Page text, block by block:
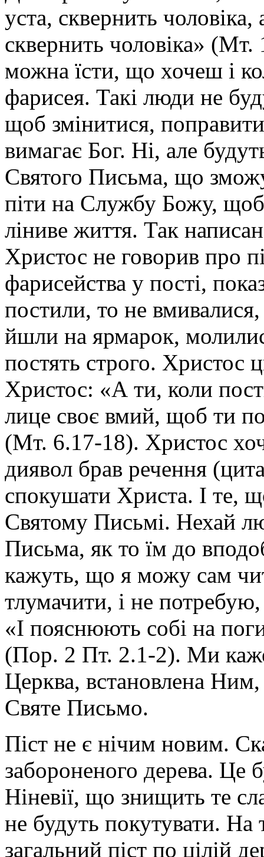
уста, сквернить
сквернить чоловіка»
можна їсти, що хочеш і
фарисея. Такі люди не
щоб змінитися,
вимагає Бог. Ні, але
Святого Письма, що
піти на Службу Божу,
ліниве життя. Так
Христос не говорив про
фарисейства у пості,
постили, то не
йшли на ярмарок,
постять строго. Христос
Христос: «А ти, коли
лице своє вмий, щоб ти
(Мт. 6.17-18). Христос
диявол брав речення
спокушати Христа. І те,
Святому Письмі. Нехай
Письма, як то їм до
кажуть, що я можу сам
тлумачити, і не
«І пояснюють собі на
(Пор. 2 Пт. 2.1-2). Ми
Церква, встановлена
Святе Письмо.
Піст не є нічим новим.
забороненого дерева. Це
Ніневії, що знищить те
не будуть покутувати. На
загальний піст по цілій